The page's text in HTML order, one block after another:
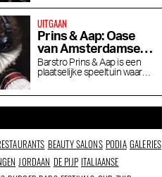
UITGAAN
Prins & Aap: Oase
van Amsterdamse
gezelligheid
Barstro Prins & Aap is een
plaatselijke speeltuin waar
BEAUTY SALONS PODIA GALERIES
JORDAAN DE PIJP ITALIAANSE